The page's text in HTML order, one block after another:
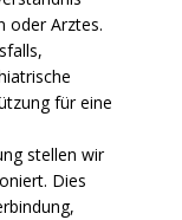
oder Arztes.
für eine
stellen wir
Dies